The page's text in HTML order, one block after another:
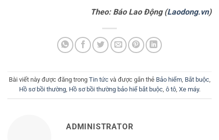
Theo: Báo Lao Động (Laodong.vn)
Bài viết này được đăng trong Tin tứcvà được gắn thẻ Bảo hiểm, Bắt buộc,
Hồ sơ bồi thường, Hồ sơ bồi thường bảo hiể bắt buộc, ô tô, Xe máy.
ADMINISTRATOR